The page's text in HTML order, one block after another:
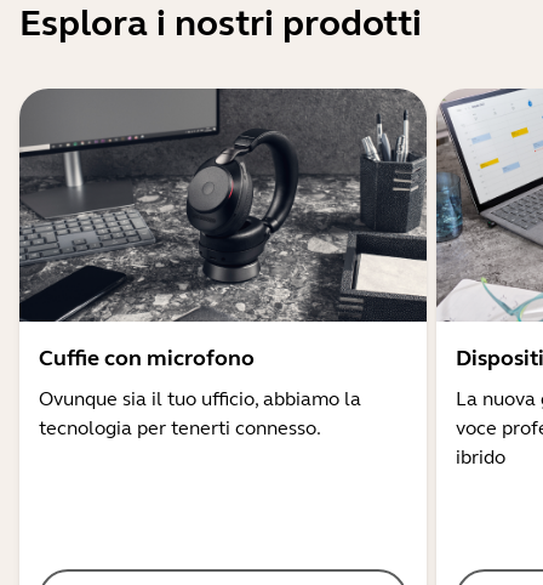
Esplora i nostri prodotti
Cuffie con microfono
Ovunque sia il tuo ufficio, abbiamo la
tecnologia per tenerti connesso.
La nuova
voce
ibrido